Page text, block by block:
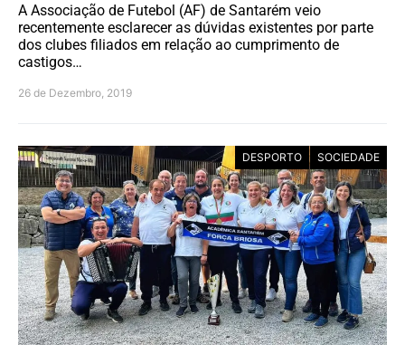
A Associação de Futebol (AF) de Santarém veio
recentemente esclarecer as dúvidas existentes por parte
dos clubes filiados em relação ao cumprimento de
castigos…
26 de Dezembro, 2019
DESPORTO SOCIEDADE